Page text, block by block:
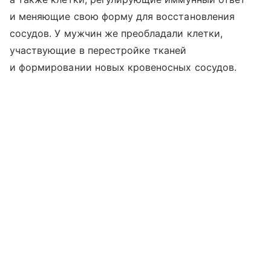
и меняющие свою форму для восстановления
сосудов. У мужчин же преобладали клетки,
участвующие в перестройке тканей
и формировании новых кровеносных сосудов.